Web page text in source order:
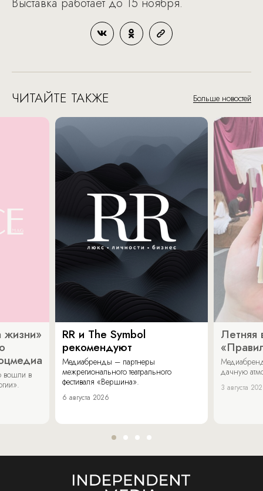
Выставка работает до 15 ноября.
ЧИТАЙТЕ ТАКЖЕ Больше новостей
жизни»
вошли в
RR и The Symbol
рекомендуют
Медиабренды – партнеры
межрегионального театрального
фестиваля «Вершина».
6 августа 2026
Летняя
дачную
3 августа